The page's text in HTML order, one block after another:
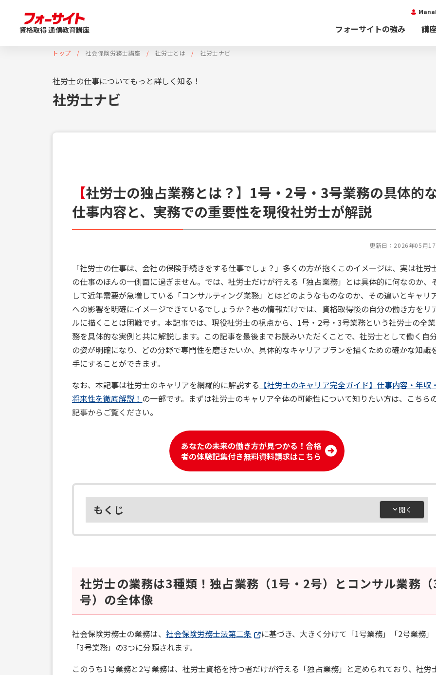
資格取得 通信教育講座 フォーサイトの強み 講
トップ 社会保険労務士講座 社労士とは 社労士ナビ
社労士の仕事についてもっと詳しく知る！
社労士ナビ
【社労士の独占業務とは？】1号・2号・3号業務の具体的
仕事内容と、実務での重要性を現役社労士が解説
更新日： 2026年05月17
「社労士の仕事は、会社の保険手続きをする仕事でしょ？」多くの方が抱くこのイメージは、実は社労
の仕事のほんの一側面に過ぎません。では、社労士だけが行える「独占業務」とは具体的に何なのか、
して近年需要が急増している「コンサルティング業務」とはどのようなものなのか、その違いとキャリ
への影響を明確にイメージできているでしょうか？巷の情報だけでは、資格取得後の自分の働き方をリ
ルに描くことは困難です。本記事では、現役社労士の視点から、1号・2号・3号業務という社労士の全業
務を具体的な実例と共に解説します。この記事を最後までお読みいただくことで、社労士として働く自
の姿が明確になり、どの分野で専門性を磨きたいか、具体的なキャリアプランを描くための確かな知識
手にすることができます。
なお、本記事は社労士のキャリアを網羅的に解説する 【社労士のキャリア完全ガイド】仕事内容・年収・
将来性を徹底解説！ の一部です。まずは社労士のキャリア全体の可能性について知りたい方は、こちら
記事からご覧ください。
あなたの未来の働き方が見つかる！合格
者の体験記集付き無料資料請求はこちら
もくじ
社労士の業務は3種類！独占業務（1号・2号）とコンサル業務（
号）の全体像
社会保険労務士の業務は、 社会保険労務士法第二条
に基づき、大きく分けて「1号業務」「2号業務」
「3号業務」の3つに分類されます。
このうち1号業務と2号業務は、社労士資格を持つ者だけが行える「独占業務」と定められており、社労